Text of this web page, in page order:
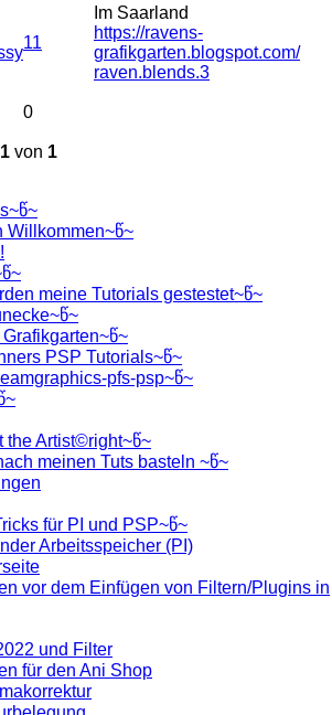
11
Im Saarland
https://ravens-
grafikgarten.blogspot.com/
raven.blends.3
0
1 von 1
meine Tutorials gestestet~წ~
PSP Tutorials~წ~
pfs-psp~წ~
Artist©right~წ~
meinen Tuts basteln ~წ~
für PI und PSP~წ~
Arbeitsspeicher (PI)
vor dem Einfügen von Filtern/Plugins in
und Filter
für den Ani Shop